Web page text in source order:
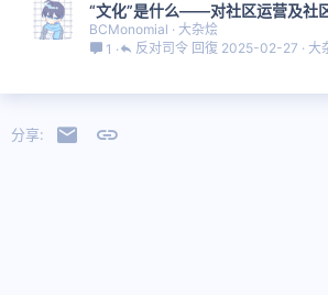
“文化”是什么——对社区运营及社
BCMonomial
大杂烩
1
大
2025-02-27
反对司令
分享: 邮件 链接